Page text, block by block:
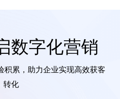
数字化营销
积累，助力企业实现高效获客
转化